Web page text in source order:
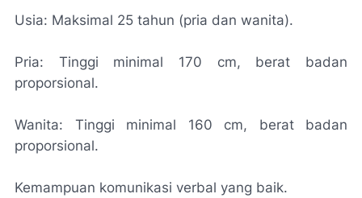
Usia: Maksimal 25 tahun (pria dan wanita).
Pria: Tinggi minimal 170 cm, berat badan
proporsional.
Wanita: Tinggi minimal 160 cm, berat badan
proporsional.
Kemampuan komunikasi verbal yang baik.